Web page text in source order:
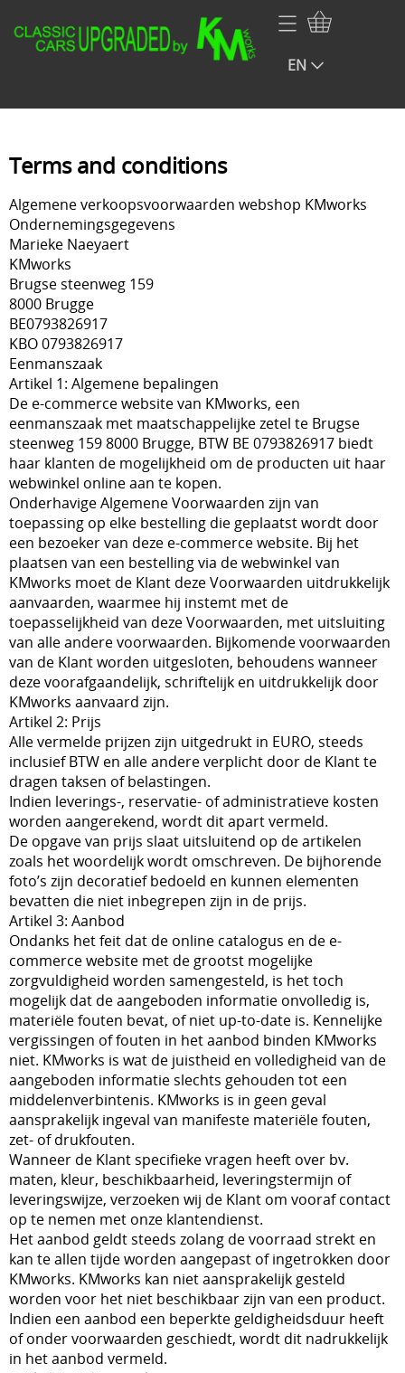
Home
Volkswagen
Porsche
Renault
BMW
Mercedes
Opel
Fiat
Volvo
Ford
Wartburg
Rims and spacers
Goodies and gifts
Manual/spare partsrear blinds
Honda
Mini
Contact
My account
Infopage rear blinds
EN
Terms and conditions
Algemene verkoopsvoorwaarden webshop KMworks
Ondernemingsgegevens
Marieke Naeyaert
KMworks
Brugse steenweg 159
8000 Brugge
BE0793826917
KBO 0793826917
Eenmanszaak
Artikel 1: Algemene bepalingen
De e-commerce website van KMworks, een
eenmanszaak met maatschappelijke zetel te Brugse
steenweg 159 8000 Brugge, BTW BE 0793826917 biedt
haar klanten de mogelijkheid om de producten uit haar
webwinkel online aan te kopen.
Onderhavige Algemene Voorwaarden zijn van
toepassing op elke bestelling die geplaatst wordt door
een bezoeker van deze e-commerce website. Bij het
plaatsen van een bestelling via de webwinkel van
KMworks moet de Klant deze Voorwaarden uitdrukkelijk
aanvaarden, waarmee hij instemt met de
toepasselijkheid van deze Voorwaarden, met uitsluiting
van alle andere voorwaarden. Bijkomende voorwaarden
van de Klant worden uitgesloten, behoudens wanneer
deze voorafgaandelijk, schriftelijk en uitdrukkelijk door
KMworks aanvaard zijn.
Artikel 2: Prijs
Alle vermelde prijzen zijn uitgedrukt in EURO, steeds
inclusief BTW en alle andere verplicht door de Klant te
dragen taksen of belastingen.
Indien leverings-, reservatie- of administratieve kosten
worden aangerekend, wordt dit apart vermeld.
De opgave van prijs slaat uitsluitend op de artikelen
zoals het woordelijk wordt omschreven. De bijhorende
foto’s zijn decoratief bedoeld en kunnen elementen
bevatten die niet inbegrepen zijn in de prijs.
Artikel 3: Aanbod
Ondanks het feit dat de online catalogus en de e-
commerce website met de grootst mogelijke
zorgvuldigheid worden samengesteld, is het toch
mogelijk dat de aangeboden informatie onvolledig is,
materiële fouten bevat, of niet up-to-date is. Kennelijke
vergissingen of fouten in het aanbod binden KMworks
niet. KMworks is wat de juistheid en volledigheid van de
aangeboden informatie slechts gehouden tot een
middelenverbintenis. KMworks is in geen geval
aansprakelijk ingeval van manifeste materiële fouten,
zet- of drukfouten.
Wanneer de Klant specifieke vragen heeft over bv.
maten, kleur, beschikbaarheid, leveringstermijn of
leveringswijze, verzoeken wij de Klant om vooraf contact
op te nemen met onze klantendienst.
Het aanbod geldt steeds zolang de voorraad strekt en
kan te allen tijde worden aangepast of ingetrokken door
KMworks. KMworks kan niet aansprakelijk gesteld
worden voor het niet beschikbaar zijn van een product.
Indien een aanbod een beperkte geldigheidsduur heeft
of onder voorwaarden geschiedt, wordt dit nadrukkelijk
in het aanbod vermeld.